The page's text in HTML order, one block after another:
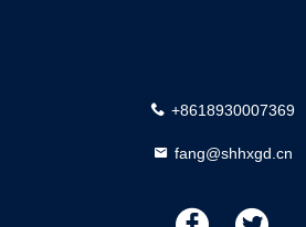
+8618930007369
fang@shhxgd.cn